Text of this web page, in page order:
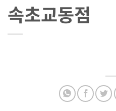
속초교동점